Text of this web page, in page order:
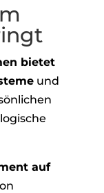
bietet
und
auf